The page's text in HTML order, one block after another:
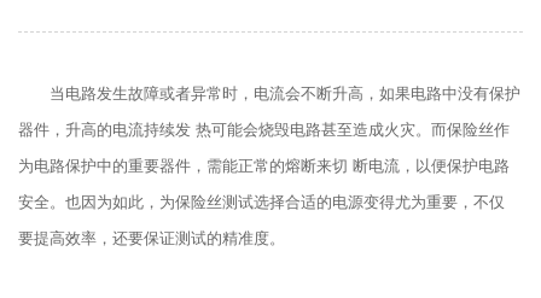
当电路发生故障或者异常时，电流会不断升高，如果电路中没有保护
器件，升高的电流持续发 热可能会烧毁电路甚至造成火灾。而保险丝作
为电路保护中的重要器件，需能正常的熔断来切 断电流，以便保护电路
安全。也因为如此，为保险丝测试选择合适的电源变得尤为重要，不仅
要提高效率，还要保证测试的精准度。